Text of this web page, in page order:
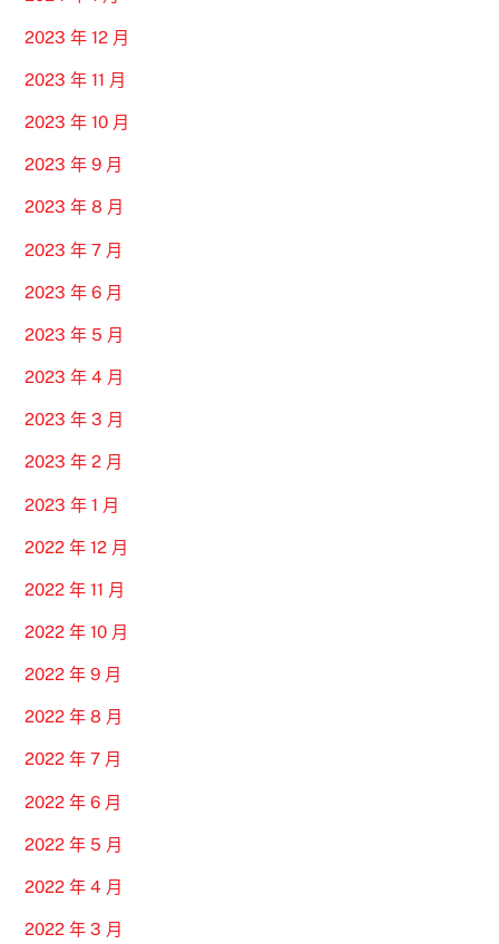
2023 年 12 月
2023 年 11 月
2023 年 10 月
2023 年 9 月
2023 年 8 月
2023 年 7 月
2023 年 6 月
2023 年 5 月
2023 年 4 月
2023 年 3 月
2023 年 2 月
2023 年 1 月
2022 年 12 月
2022 年 11 月
2022 年 10 月
2022 年 9 月
2022 年 8 月
2022 年 7 月
2022 年 6 月
2022 年 5 月
2022 年 4 月
2022 年 3 月